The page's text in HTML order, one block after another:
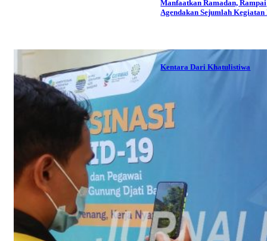
Manfaatkan Ramadan, Rampai
Agendakan Sejumlah Kegiatan
Kentara Dari Khatulistiwa